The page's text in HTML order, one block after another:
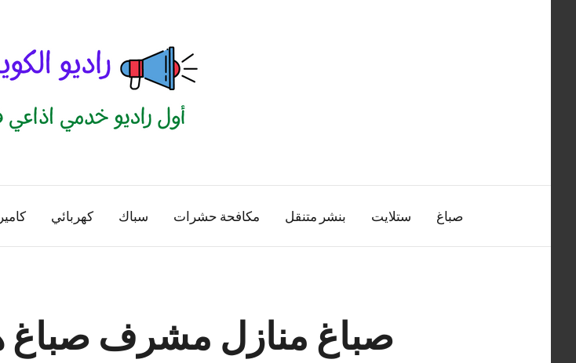
منصة
اذاعية
صباغ ستلايت بنشر متنقل مكافحة حشرات سباك كهربائي
صباغ منازل مشرف صباغ